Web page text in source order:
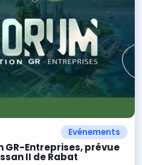
Evénements
GR-Entreprises, prévue
II de Rabat